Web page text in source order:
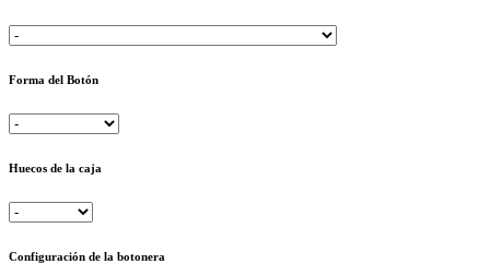
Forma del Botón
Huecos de la caja
Configuración de la botonera